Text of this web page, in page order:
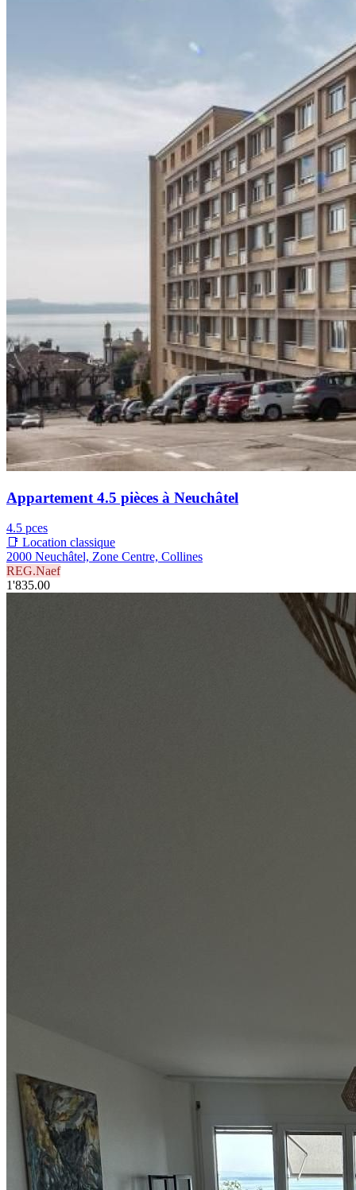
Appartement 4.5 pièces à Neuchâtel
4.5 pces
📑 Location classique
2000 Neuchâtel, Zone Centre, Collines
REG.Naef
1'835.00